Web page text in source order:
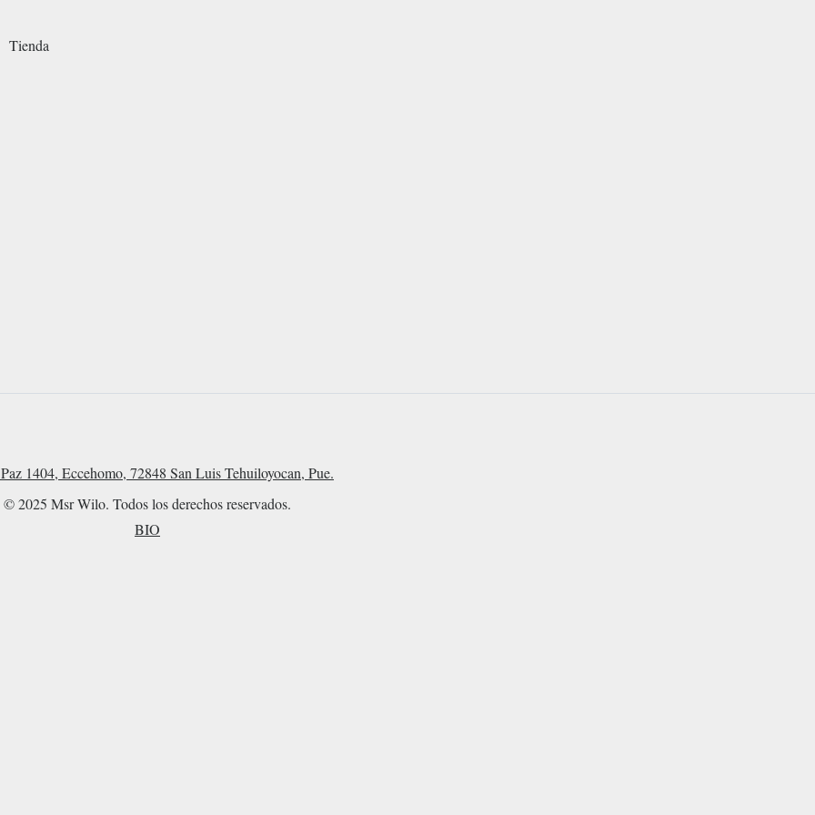
Tienda
1404, Eccehomo, 72848 San Luis Tehuiloyocan, Pue.
© 2025 Msr Wilo. Todos los derechos reservados.
BIO